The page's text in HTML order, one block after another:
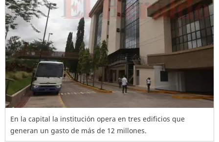
En la capital la institución opera en tres edificios que
generan un gasto de más de 12 millones.